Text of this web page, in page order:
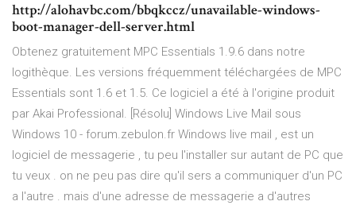
http://alohavbc.com/bbqkccz/unavailable-windows-
boot-manager-dell-server.html
Obtenez gratuitement MPC Essentials 1.9.6 dans notre
logithèque. Les versions fréquemment téléchargées de MPC
Essentials sont 1.6 et 1.5. Ce logiciel a été à l'origine produit
par Akai Professional. [Résolu] Windows Live Mail sous
Windows 10 - forum.zebulon.fr Windows live mail , est un
logiciel de messagerie , tu peu l'installer sur autant de PC que
tu veux . on ne peu pas dire qu'il sers a communiquer d'un PC
a l'autre . mais d'une adresse de messagerie a d'autres